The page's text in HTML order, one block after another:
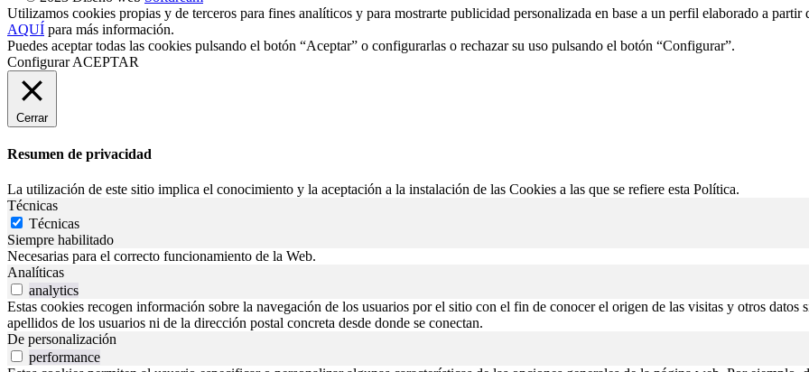
Utilizamos cookies propias y de terceros para fines analíticos y para mostrarte publicidad personalizada en base a un perfil elaborado a
AQUÍ para más información.
Puedes aceptar todas las cookies pulsando el botón “Aceptar” o configurarlas o rechazar su uso pulsando el botón “Configurar”.
Configurar ACEPTAR
Cerrar
Resumen de privacidad
La utilización de este sitio implica el conocimiento y la aceptación a la instalación de las Cookies a las que se refiere esta Política.
Técnicas
Técnicas
Siempre habilitado
Necesarias para el correcto funcionamiento de la Web.
Analíticas
analytics
Estas cookies recogen información sobre la navegación de los usuarios por el sitio con el fin de conocer el origen de las visitas y otros
apellidos de los usuarios ni de la dirección postal concreta desde donde se conectan.
De personalización
performance